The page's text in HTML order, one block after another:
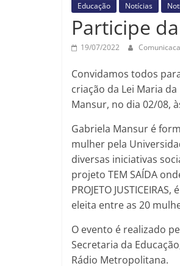
Educação Notícias
Participe
19/07/2022
Convidamos todos
criação da Lei Maria
Mansur, no dia 02/08,
Gabriela Mansur é
mulher pela
diversas iniciativas
projeto TEM SAÍDA
PROJETO
eleita entre as 20
O evento é realizado
Secretaria da
Rádio Metropolitana.